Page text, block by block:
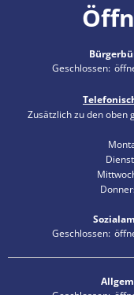
Klicken, um
Geschlossen:
Zusätzlich zu den oben
Klicken, um
Geschlossen: